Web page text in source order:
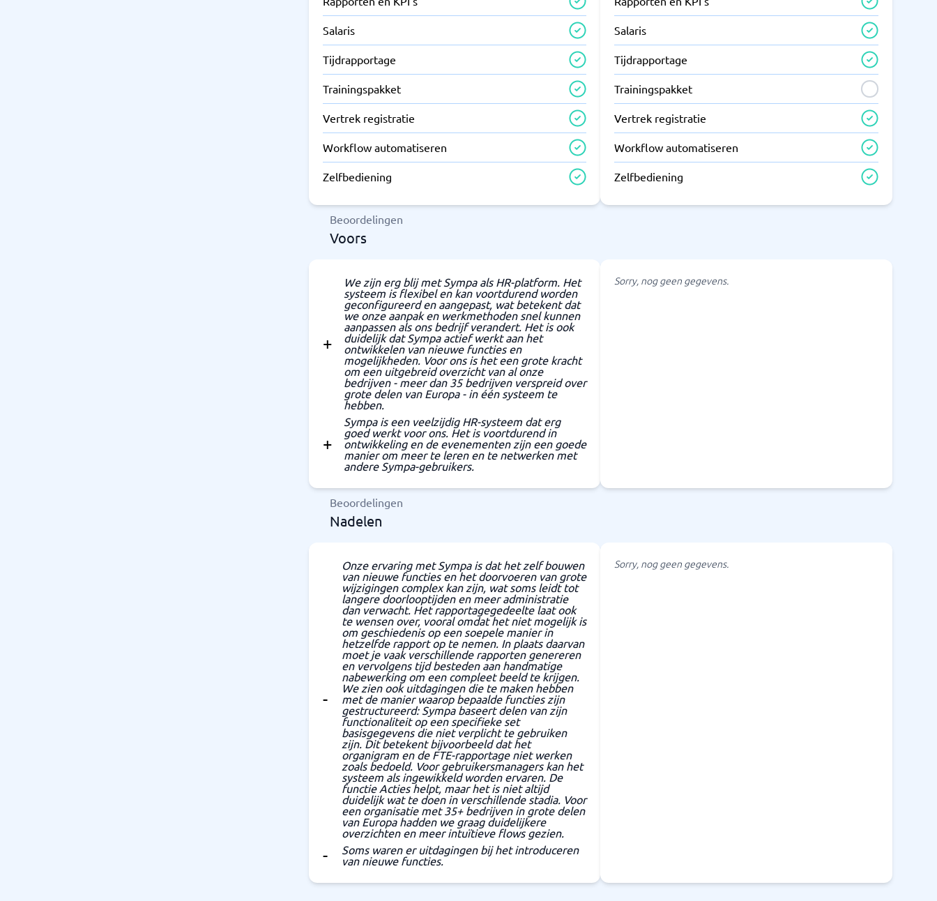
Salaris
Tijdrapportage
Trainingspakket
Vertrek registratie
Workflow automatiseren
Zelfbediening
Salaris
Tijdrapportage
Trainingspakket
Vertrek registratie
Workflow automatiseren
Zelfbediening
Beoordelingen
Voors
We zijn erg blij met Sympa als HR-platform. Het
systeem is flexibel en kan voortdurend worden
geconfigureerd en aangepast, wat betekent dat
we onze aanpak en werkmethoden snel kunnen
aanpassen als ons bedrijf verandert. Het is ook
duidelijk dat Sympa actief werkt aan het
ontwikkelen van nieuwe functies en
mogelijkheden. Voor ons is het een grote kracht
om een uitgebreid overzicht van al onze
bedrijven - meer dan 35 bedrijven verspreid over
grote delen van Europa - in één systeem te
hebben.
Sympa is een veelzijdig HR-systeem dat erg
goed werkt voor ons. Het is voortdurend in
ontwikkeling en de evenementen zijn een goede
manier om meer te leren en te netwerken met
andere Sympa-gebruikers.
Sorry, nog geen gegevens.
Beoordelingen
Nadelen
Onze ervaring met Sympa is dat het zelf bouwen
van nieuwe functies en het doorvoeren van grote
wijzigingen complex kan zijn, wat soms leidt tot
langere doorlooptijden en meer administratie
dan verwacht. Het rapportagegedeelte laat ook
te wensen over, vooral omdat het niet mogelijk is
om geschiedenis op een soepele manier in
hetzelfde rapport op te nemen. In plaats daarvan
moet je vaak verschillende rapporten genereren
en vervolgens tijd besteden aan handmatige
nabewerking om een compleet beeld te krijgen.
We zien ook uitdagingen die te maken hebben
met de manier waarop bepaalde functies zijn
gestructureerd: Sympa baseert delen van zijn
functionaliteit op een specifieke set
basisgegevens die niet verplicht te gebruiken
zijn. Dit betekent bijvoorbeeld dat het
organigram en de FTE-rapportage niet werken
zoals bedoeld. Voor gebruikersmanagers kan het
systeem als ingewikkeld worden ervaren. De
functie Acties helpt, maar het is niet altijd
duidelijk wat te doen in verschillende stadia. Voor
een organisatie met 35+ bedrijven in grote delen
van Europa hadden we graag duidelijkere
overzichten en meer intuïtieve flows gezien.
Soms waren er uitdagingen bij het introduceren
van nieuwe functies.
Sorry, nog geen gegevens.